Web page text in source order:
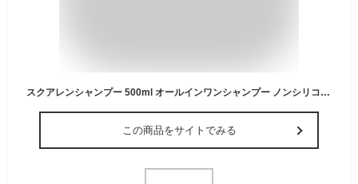
スクアレンシャンプー 500ml オールインワンシャンプー ノンシリコン アミノ酸シャンプー 無添加 オールインワン シャンプー スカルプケア 頭皮 女性 レディース 敏感肌 全身 親子で使える スクワラン ギフト 低刺激 頭皮荒れ 保湿 エイジングシャンプー 肌に優しい
この商品をサイトでみる